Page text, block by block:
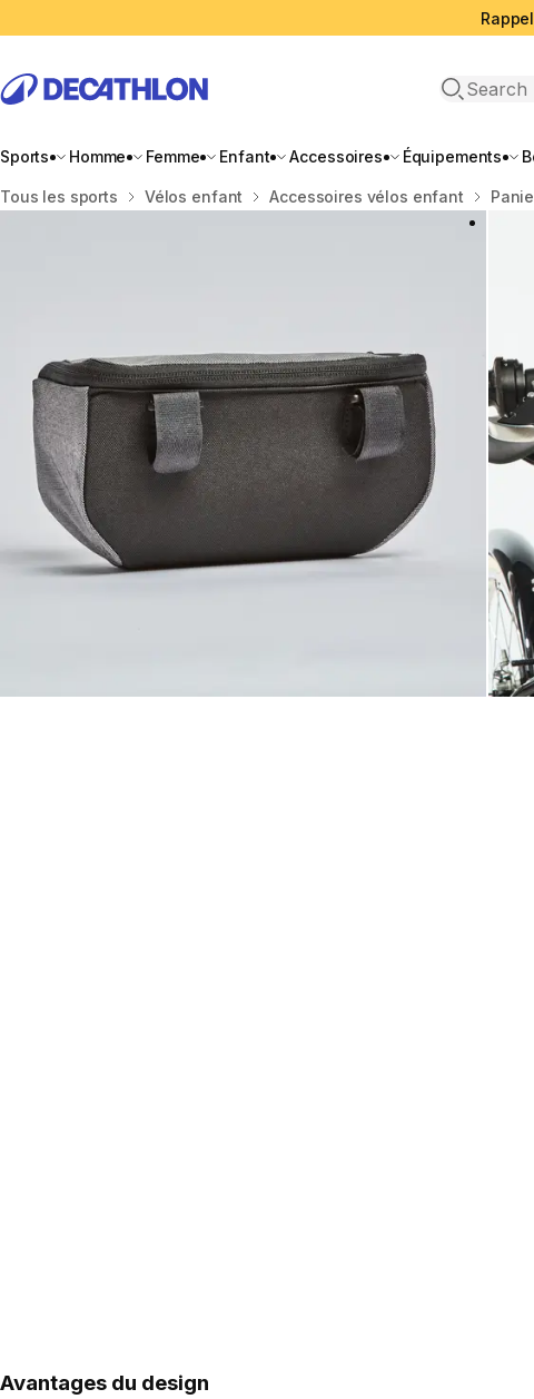
Open
Sports Homme Femme Enfant Accessoires Équipements
Accueil
Tous les sports Vélos enfant Accessoires vélos enfant
Avantages du design